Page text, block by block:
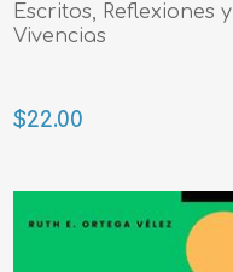
Escritos, Reflexiones y
Vivencias
$22.00